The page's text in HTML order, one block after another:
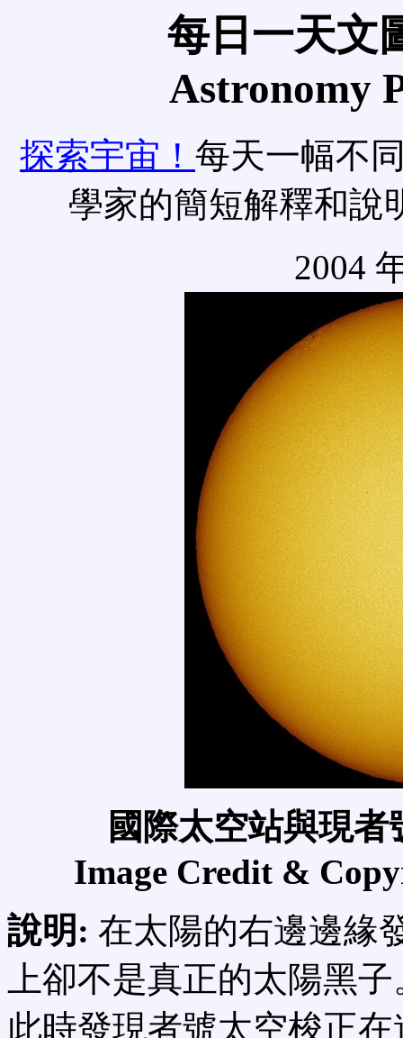
每日一天文
Astronomy
探索宇宙！ 每天一幅不
學家的簡短解釋和說
2004
國際太空站與現
Image Credit &
說明: 在太陽的右邊邊緣
上卻不是真正的太陽黑
此時發現者號太空梭正